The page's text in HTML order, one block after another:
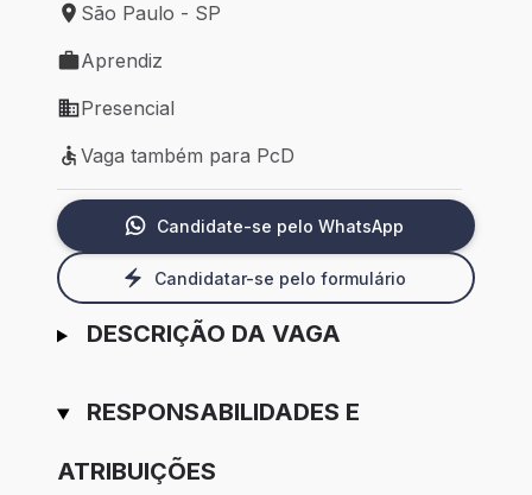
Local de trabalho: São Paulo - SP
São Paulo - SP
Tipo de vaga: Aprendiz
Aprendiz
Modelo de trabalho: Presencial
Presencial
Vaga também para PcD
Vaga também para PcD
Candidate-se pelo WhatsApp
Candidatar-se pelo formulário
DESCRIÇÃO DA VAGA
RESPONSABILIDADES E
ATRIBUIÇÕES